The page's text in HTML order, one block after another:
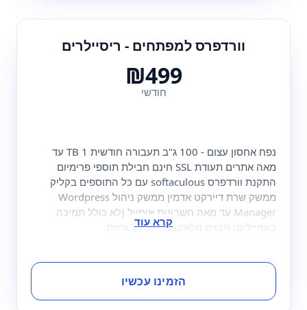
וורדפרס למפתחים - ריסיילרים
₪499
חודשי
נפח אחסון עצום - 100 ג"ב תעבורה חודשית 1 TB עד
מאה אתרים תעודת SSL חינם חבילת תוספי פרימיום
התקנת וורדפרס softaculous עם כל התוספים בקליק
ממשק שרת דיירקט אדמין ממשק ניהול Wordpress
Manager עד מאה חשבונות אימייל (לא כולל תמיכה
באמיילים) גיבוים מלאים 30 יום אחורנית
הזמינו עכשיו